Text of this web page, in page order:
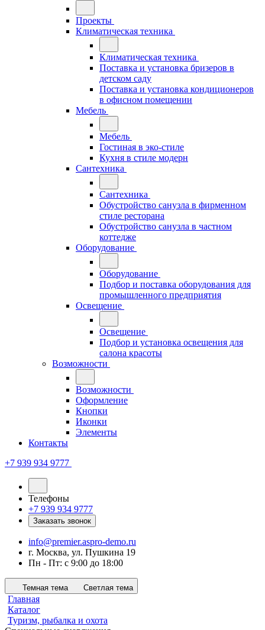
Проекты
Климатическая техника
Климатическая техника
Поставка и установка бризеров в
детском саду
Поставка и установка кондиционеров
в офисном помещении
Мебель
Мебель
Гостиная в эко-стиле
Кухня в стиле модерн
Сантехника
Сантехника
Обустройство санузла в фирменном
стиле ресторана
Обустройство санузла в частном
коттедже
Оборудование
Оборудование
Подбор и поставка оборудования для
промышленного предприятия
Освещение
Освещение
Подбор и установка освещения для
салона красоты
Возможности
Возможности
Оформление
Кнопки
Иконки
Элементы
Контакты
+7 939 934 9777
Телефоны
+7 939 934 9777
Заказать звонок
info@premier.aspro-demo.ru
г. Москва, ул. Пушкина 19
Пн - Пт: с 9:00 до 18:00
Темная тема Светлая тема
Главная
Каталог
Туризм, рыбалка и охота